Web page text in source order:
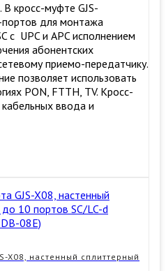
кросс-муфте GJS-
для монтажа
c UPC и APC исполнением
абонентских
приемо-передатчику.
позволяет использовать
PON, FTTH, TV. Кросс-
ввода и
X08, настенный сплиттерный